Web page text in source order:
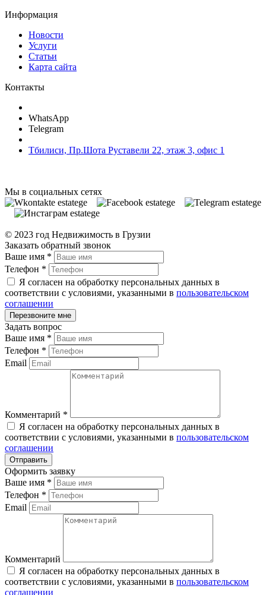
Информация
Новости
Услуги
Статьи
Карта сайта
Контакты
WhatsApp
Telegram
Тбилиси, Пр.Шота Руставели 22, этаж 3, офис 1
Мы в социальных сетях
© 2023 год Недвижимость в Грузии
Заказать обратный звонок
Ваше имя *
Телефон *
Я согласен на обработку персональных данных в
соответствии с условиями, указанными в пользовательском
соглашении
Задать вопрос
Ваше имя *
Телефон *
Email
Комментарий *
Я согласен на обработку персональных данных в
соответствии с условиями, указанными в пользовательском
соглашении
Оформить заявку
Ваше имя *
Телефон *
Email
Комментарий
Я согласен на обработку персональных данных в
соответствии с условиями, указанными в пользовательском
соглашении